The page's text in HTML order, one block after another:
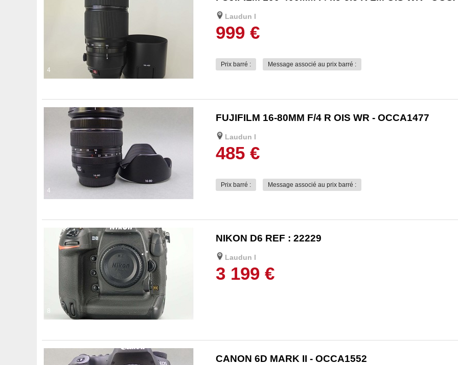
Laudun l
999 €
Prix barré : Message associé au prix barré :
4
FUJIFILM 16-80MM F/4 R OIS WR - OCCA1477
Laudun l
485 €
Prix barré : Message associé au prix barré :
4
NIKON D6 REF : 22229
Laudun l
3 199 €
8
CANON 6D MARK II - OCCA1552